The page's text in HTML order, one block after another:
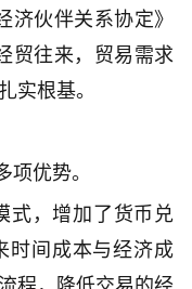
济伙伴关系协定》
贸往来，贸易需求
实根基。
优势。
式，增加了货币兑
时间成本与经济成